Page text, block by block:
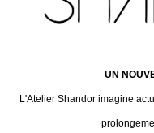
UN
L'Atelier Shandor imagine